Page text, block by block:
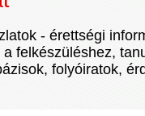
- érettségi
felkészüléshez,
folyóiratok,